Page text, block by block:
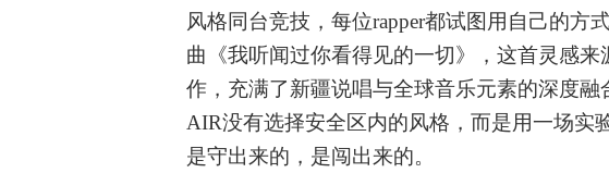
风格同台竞技，每位rapper都试图用自己的方
曲《我听闻过你看得见的一切》，这首灵感
作，充满了新疆说唱与全球音乐元素的深度
AIR没有选择安全区内的风格，而是用一场实
是守出来的，是闯出来的。